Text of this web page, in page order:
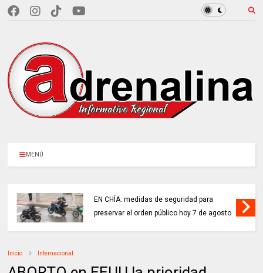
MENÚ
EN CHÍA: medidas de seguridad para
preservar el orden público hoy 7 de agosto
Inicio Internacional